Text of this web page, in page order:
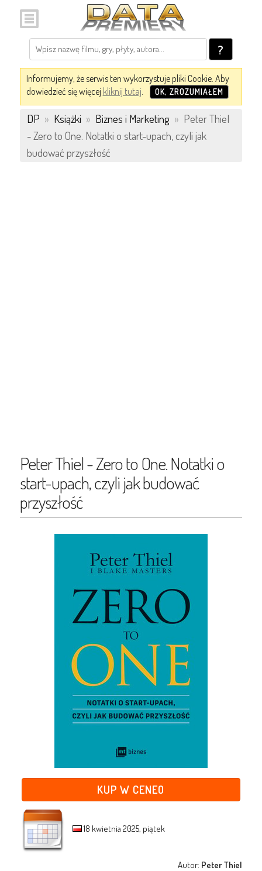
?
Informujemy, że serwis ten wykorzystuje pliki Cookie. Aby
dowiedzieć się więcej kliknij tutaj. OK, ZROZUMIAŁEM
DP » Książki » Biznes i Marketing » Peter Thiel
- Zero to One. Notatki o start-upach, czyli jak
budować przyszłość
Peter Thiel - Zero to One. Notatki o
start-upach, czyli jak budować
przyszłość
KUP W CENEO
18 kwietnia 2025, piątek
Autor: Peter Thiel